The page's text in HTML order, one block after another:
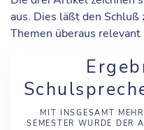
aus. Dies läßt den Schluß
Themen überaus
MIT INSGESAMT
SEMESTER WURDE DER